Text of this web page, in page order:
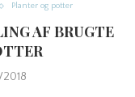
Planter og potter
AF BRUGTE